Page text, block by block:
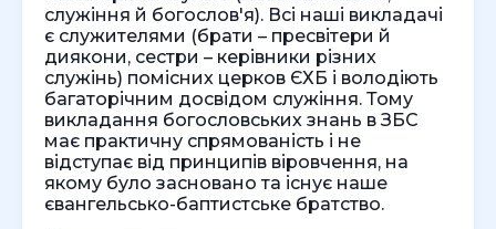
служіння й богослов'я). Всі наші викладачі
є служителями (брати – пресвітери й
диякони, сестри – керівники різних
служінь) помісних церков ЄХБ і володіють
багаторічним досвідом служіння. Тому
викладання богословських знань в ЗБС
має практичну спрямованість і не
відступає від принципів віровчення, на
якому було засновано та існує наше
євангельсько-баптистське братство.